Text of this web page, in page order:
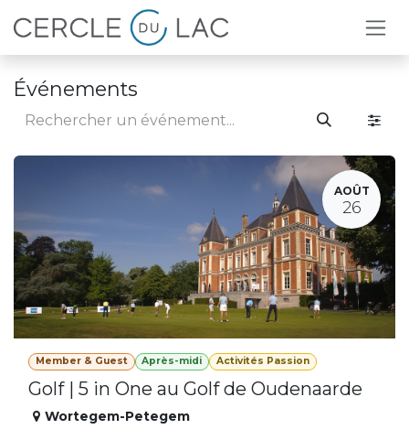
Se rendre au contenu
Événements
AOÛT
26
Member & Guest Après-midi Activités Passion
Golf | 5 in One au Golf de Oudenaarde
Wortegem-Petegem